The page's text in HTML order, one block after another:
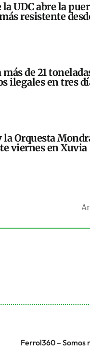
la UDC abre la
resistente
de 21
ilegales en tres
la Orquesta
viernes en Xuvia
Ferrol360 – Somos